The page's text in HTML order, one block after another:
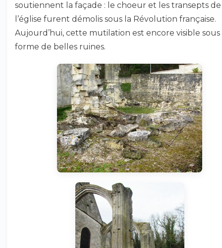
soutiennent la façade : le choeur et les transepts de
l’église furent démolis sous la Révolution française.
Aujourd’hui, cette mutilation est encore visible sous
forme de belles ruines.